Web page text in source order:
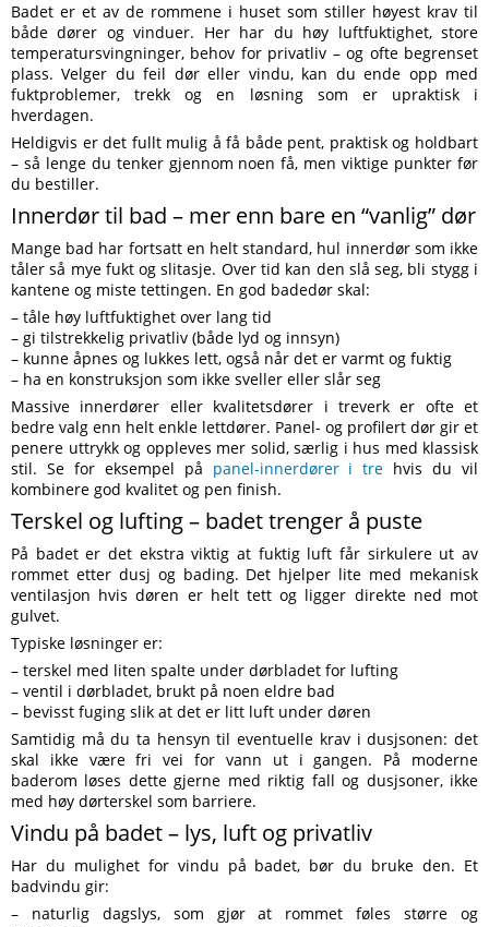
Badet er et av de rommene i huset som stiller høyest krav til
både dører og vinduer. Her har du høy luftfuktighet, store
temperatursvingninger, behov for privatliv – og ofte begrenset
plass. Velger du feil dør eller vindu, kan du ende opp med
fuktproblemer, trekk og en løsning som er upraktisk i
hverdagen.
Heldigvis er det fullt mulig å få både pent, praktisk og holdbart
– så lenge du tenker gjennom noen få, men viktige punkter før
du bestiller.
Innerdør til bad – mer enn bare en “vanlig” dør
Mange bad har fortsatt en helt standard, hul innerdør som ikke
tåler så mye fukt og slitasje. Over tid kan den slå seg, bli stygg i
kantene og miste tettingen. En god badedør skal:
– tåle høy luftfuktighet over lang tid
– gi tilstrekkelig privatliv (både lyd og innsyn)
– kunne åpnes og lukkes lett, også når det er varmt og fuktig
– ha en konstruksjon som ikke sveller eller slår seg
Massive innerdører eller kvalitetsdører i treverk er ofte et
bedre valg enn helt enkle lettdører. Panel- og profilert dør gir et
penere uttrykk og oppleves mer solid, særlig i hus med klassisk
stil. Se for eksempel på panel-innerdører i tre hvis du vil
kombinere god kvalitet og pen finish.
Terskel og lufting – badet trenger å puste
På badet er det ekstra viktig at fuktig luft får sirkulere ut av
rommet etter dusj og bading. Det hjelper lite med mekanisk
ventilasjon hvis døren er helt tett og ligger direkte ned mot
gulvet.
Typiske løsninger er:
– terskel med liten spalte under dørbladet for lufting
– ventil i dørbladet, brukt på noen eldre bad
– bevisst fuging slik at det er litt luft under døren
Samtidig må du ta hensyn til eventuelle krav i dusjsonen: det
skal ikke være fri vei for vann ut i gangen. På moderne
baderom løses dette gjerne med riktig fall og dusjsoner, ikke
med høy dørterskel som barriere.
Vindu på badet – lys, luft og privatliv
Har du mulighet for vindu på badet, bør du bruke den. Et
badvindu gir:
– naturlig dagslys, som gjør at rommet føles større og